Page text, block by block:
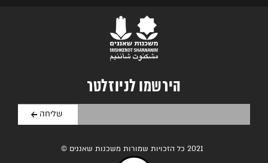
הירשמו לניוזלטר
2021 כל הזכויות שמורות משכנות שאננים ©